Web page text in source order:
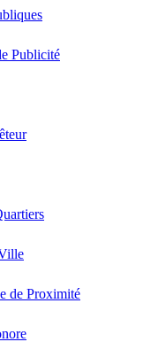
Publicité
de Proximité